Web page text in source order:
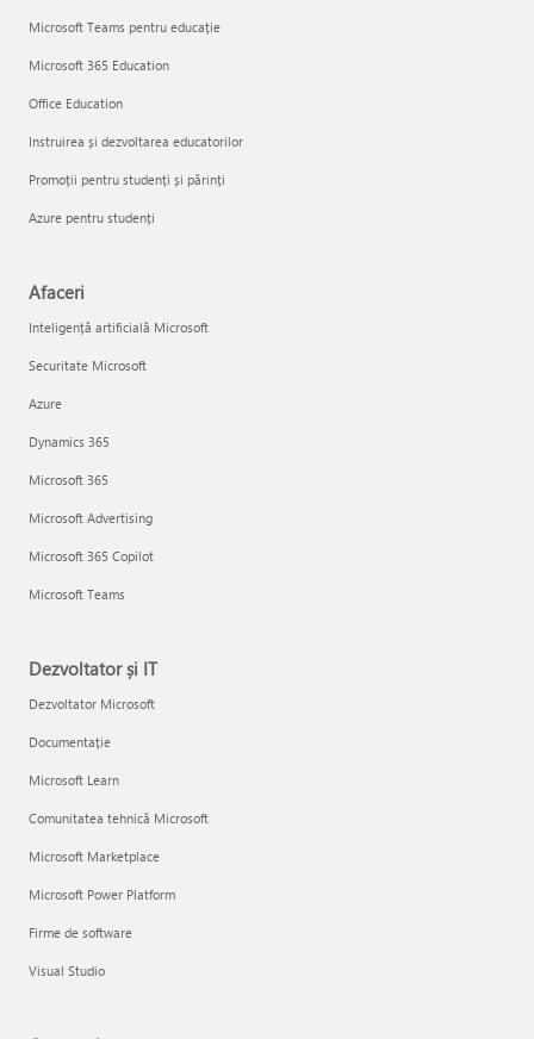
Microsoft Teams pentru educație
Microsoft 365 Education
Office Education
Instruirea și dezvoltarea educatorilor
Promoții pentru studenți și părinți
Azure pentru studenți
Afaceri
Inteligență artificială Microsoft
Securitate Microsoft
Azure
Dynamics 365
Microsoft 365
Microsoft Advertising
Microsoft 365 Copilot
Microsoft Teams
Dezvoltator și IT
Dezvoltator Microsoft
Documentație
Microsoft Learn
Comunitatea tehnică Microsoft
Microsoft Marketplace
Microsoft Power Platform
Firme de software
Visual Studio